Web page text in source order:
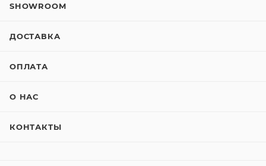
SHOWROOM
ДОСТАВКА
ОПЛАТА
О НАС
КОНТАКТЫ